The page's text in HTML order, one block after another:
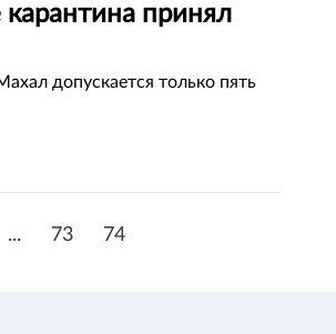
принял
допускается только пять
... 73 74